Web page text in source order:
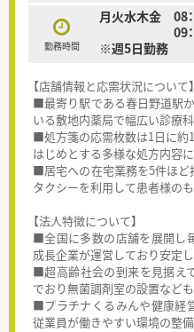
勤務時間
月火水木金 08：
09：00～
※週5日勤務
【店舗情報と応需状況について】
■最寄り駅である春日野道駅
いる敷地内薬局で幅広い診療
■処方箋の応需枚数は1日に約
はじめとする多様な処方内容
■居宅への在宅業務を5件ほど
タクシーを利用して患者様の
【法人特徴について】
■全国に多数の店舗を展開し
成長企業が運営しており安定
■超高齢社会の到来を見据え
でおり無菌調剤室の設置など
■プラチナくるみんや健康経
従業員が働きやすい環境の整